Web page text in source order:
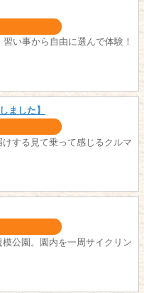
い事から自由に選んで体験！
ました】
けする見て乗って感じるクルマ
公園。園内を一周サイクリン